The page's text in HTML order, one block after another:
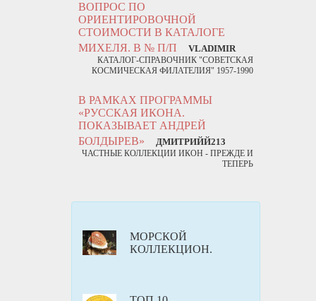
ВОПРОС ПО
ОРИЕНТИРОВОЧНОЙ
СТОИМОСТИ В КАТАЛОГЕ
МИХЕЛЯ. В № П/П
VLADIMIR
КАТАЛОГ-СПРАВОЧНИК "СОВЕТСКАЯ
КОСМИЧЕСКАЯ ФИЛАТЕЛИЯ" 1957-1990
В РАМКАХ ПРОГРАММЫ
«РУССКАЯ ИКОНА.
ПОКАЗЫВАЕТ АНДРЕЙ
БОЛДЫРЕВ»
ДМИТРИЙЙ213
ЧАСТНЫЕ КОЛЛЕКЦИИ ИКОН - ПРЕЖДЕ И
ТЕПЕРЬ
МОРСКОЙ
КОЛЛЕКЦИОН.